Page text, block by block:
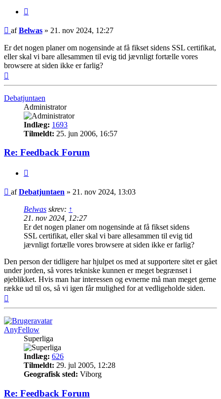
Indlæg
afBelwas » 21. nov 2024, 12:27
Er det nogen planer om nogensinde at få fikset sidens SSL certifikat,
eller skal vi bare allesammen til evig tid jævnligt fortælle vores
browsere at siden ikke er farlig?
Debatjuntaen
Administrator
Indlæg: 1693
Tilmeldt: 25. jun 2006, 16:57
Re: Feedback Forum
Indlæg
afDebatjuntaen » 21. nov 2024, 13:03
Belwas skrev: ↑
21. nov 2024, 12:27
Er det nogen planer om nogensinde at få fikset sidens
SSL certifikat, eller skal vi bare allesammen til evig tid
jævnligt fortælle vores browsere at siden ikke er farlig?
Den person der tidligere har hjulpet os med at supportere sitet er gået
under jorden, så vores tekniske kunnen er meget begrænset i
øjeblikket. Hvis man har interessen og evnerne må man meget gerne
række ud til os, så vi igen får mulighed for at vedligeholde siden.
AnyFellow
Superliga
Indlæg: 626
Tilmeldt: 29. jul 2005, 12:28
Geografisk sted: Viborg
Re: Feedback Forum